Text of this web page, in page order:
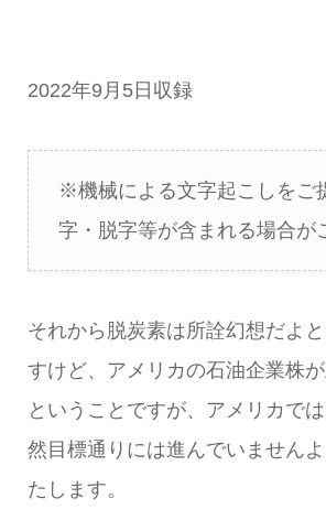
2022年9月5日収録
※機械による文字起こしをご
字・脱字等が含まれる場合が
それから脱炭素は所詮幻想だよ
すけど、アメリカの石油企業株
ということですが、アメリカで
然目標通りには進んでいません
たします。